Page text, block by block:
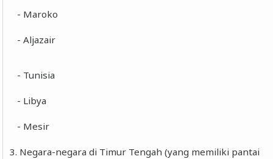
- Maroko
- Aljazair
- Tunisia
- Libya
- Mesir
3. Negara-negara di Timur Tengah (yang memiliki pantai